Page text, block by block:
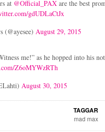
at @Official_PAX are the best
gdUDLaCtJx
(@ayesee)August 29, 2015
me!” as he hopped into his
Z6oMYWzRTh
August 30, 2015
TAGGAR
mad max